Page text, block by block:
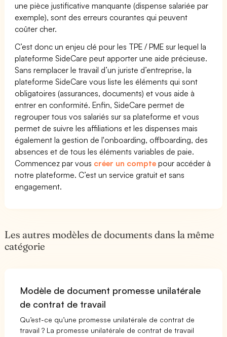
une pièce justificative manquante (dispense salariée par
exemple), sont des erreurs courantes qui peuvent
coûter cher.
C’est donc un enjeu clé pour les TPE / PME sur lequel la
plateforme SideCare peut apporter une aide précieuse.
Sans remplacer le travail d’un juriste d’entreprise, la
plateforme SideCare vous liste les éléments qui sont
obligatoires (assurances, documents) et vous aide à
entrer en conformité. Enfin, SideCare permet de
regrouper tous vos salariés sur sa plateforme et vous
permet de suivre les affiliations et les dispenses mais
également la gestion de l'onboarding, offboarding, des
absences et de tous les éléments variables de paie.
Commencez par vous créer un compte pour accéder à
notre plateforme. C’est un service gratuit et sans
engagement.
Les autres modèles de documents dans la même
catégorie
Modèle de document promesse unilatérale
de contrat de travail
Qu’est-ce qu’une promesse unilatérale de contrat de
travail ? La promesse unilatérale de contrat de travail